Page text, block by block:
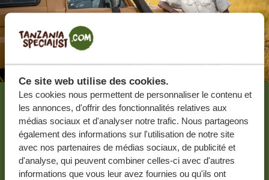
Ce site web utilise des cookies.
Les cookies nous permettent de personnaliser le contenu et
les annonces, d'offrir des fonctionnalités relatives aux
médias sociaux et d'analyser notre trafic. Nous partageons
également des informations sur l'utilisation de notre site
avec nos partenaires de médias sociaux, de publicité et
d'analyse, qui peuvent combiner celles-ci avec d'autres
informations que vous leur avez fournies ou qu'ils ont
La création du voyage de
vos rêves, c'est par ici.
DEVIS GRATUIT, SANS AUCUNE OBLIGATION